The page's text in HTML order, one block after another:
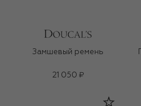
Замшевый ремень
21 050 ₽